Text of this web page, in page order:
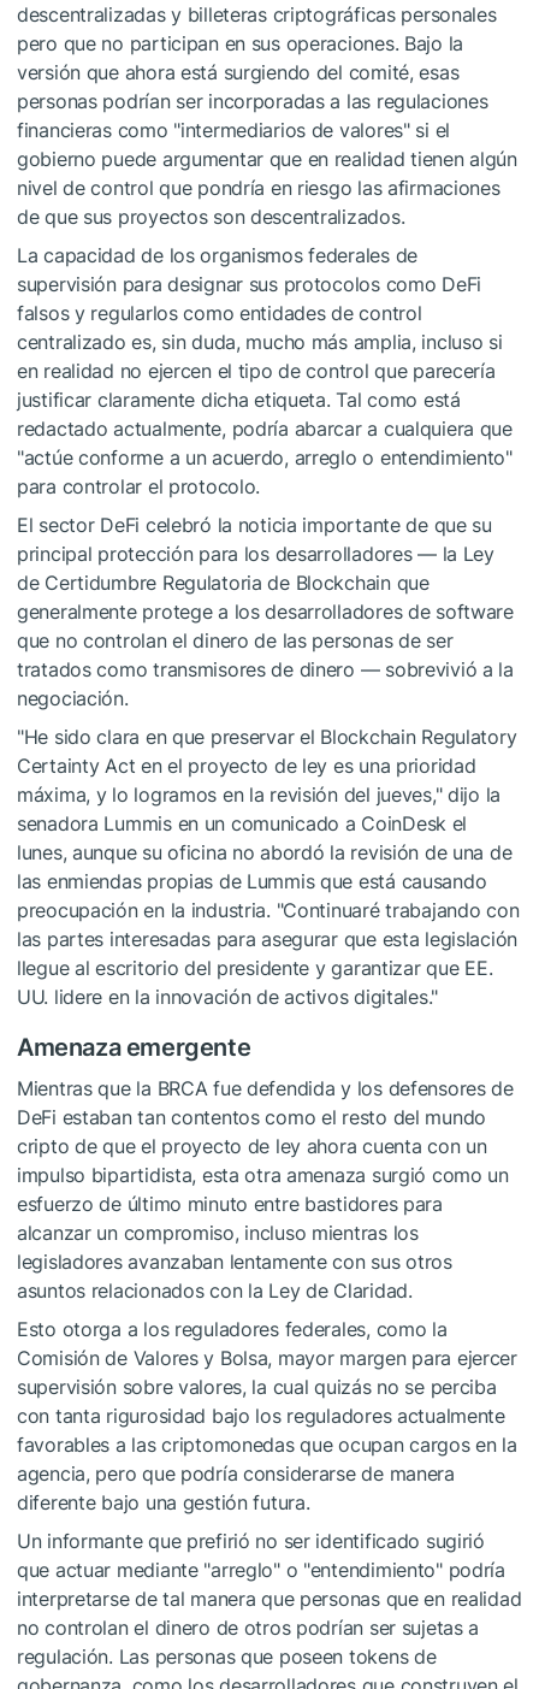
descentralizadas y billeteras criptográficas personales
pero que no participan en sus operaciones. Bajo la
versión que ahora está surgiendo del comité, esas
personas podrían ser incorporadas a las regulaciones
financieras como "intermediarios de valores" si el
gobierno puede argumentar que en realidad tienen algún
nivel de control que pondría en riesgo las afirmaciones
de que sus proyectos son descentralizados.
La capacidad de los organismos federales de
supervisión para designar sus protocolos como DeFi
falsos y regularlos como entidades de control
centralizado es, sin duda, mucho más amplia, incluso si
en realidad no ejercen el tipo de control que parecería
justificar claramente dicha etiqueta. Tal como está
redactado actualmente, podría abarcar a cualquiera que
"actúe conforme a un acuerdo, arreglo o entendimiento"
para controlar el protocolo.
El sector DeFi celebró la noticia importante de que su
principal protección para los desarrolladores — la Ley
de Certidumbre Regulatoria de Blockchain que
generalmente protege a los desarrolladores de software
que no controlan el dinero de las personas de ser
tratados como transmisores de dinero — sobrevivió a la
negociación.
"He sido clara en que preservar el Blockchain Regulatory
Certainty Act en el proyecto de ley es una prioridad
máxima, y lo logramos en la revisión del jueves," dijo la
senadora Lummis en un comunicado a CoinDesk el
lunes, aunque su oficina no abordó la revisión de una de
las enmiendas propias de Lummis que está causando
preocupación en la industria. "Continuaré trabajando con
las partes interesadas para asegurar que esta legislación
llegue al escritorio del presidente y garantizar que EE.
UU. lidere en la innovación de activos digitales."
Amenaza emergente
Mientras que la BRCA fue defendida y los defensores de
DeFi estaban tan contentos como el resto del mundo
cripto de que el proyecto de ley ahora cuenta con un
impulso bipartidista, esta otra amenaza surgió como un
esfuerzo de último minuto entre bastidores para
alcanzar un compromiso, incluso mientras los
legisladores avanzaban lentamente con sus otros
asuntos relacionados con la Ley de Claridad.
Esto otorga a los reguladores federales, como la
Comisión de Valores y Bolsa, mayor margen para ejercer
supervisión sobre valores, la cual quizás no se perciba
con tanta rigurosidad bajo los reguladores actualmente
favorables a las criptomonedas que ocupan cargos en la
agencia, pero que podría considerarse de manera
diferente bajo una gestión futura.
Un informante que prefirió no ser identificado sugirió
que actuar mediante "arreglo" o "entendimiento" podría
interpretarse de tal manera que personas que en realidad
no controlan el dinero de otros podrían ser sujetas a
regulación. Las personas que poseen tokens de